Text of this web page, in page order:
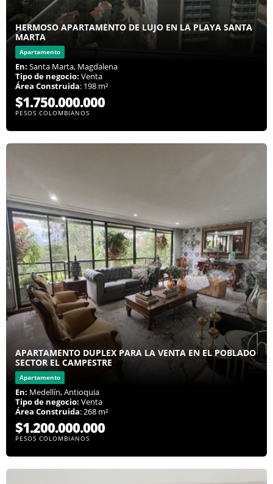
HERMOSO APARTAMENTO DE LUJO EN LA PLAYA SANTA
MARTA
Apartamento
En: Santa Marta, Magdalena
Tipo de negocio: Venta
Área Construida: 198 m²
$1.750.000.000
PESOS COLOMBIANOS
APARTAMENTO DUPLEX PARA LA VENTA EN EL POBLADO
SECTOR EL CAMPESTRE
Apartamento
En: Medellín, Antioquia
Tipo de negocio: Venta
Área Construida: 268 m²
$1.200.000.000
PESOS COLOMBIANOS